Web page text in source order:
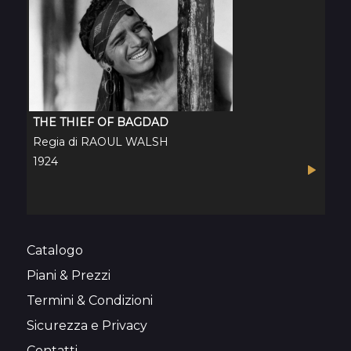
THE THIEF OF BAGDAD
Regia di RAOUL WALSH
1924
Catalogo
Piani & Prezzi
Termini & Condizioni
Sicurezza e Privacy